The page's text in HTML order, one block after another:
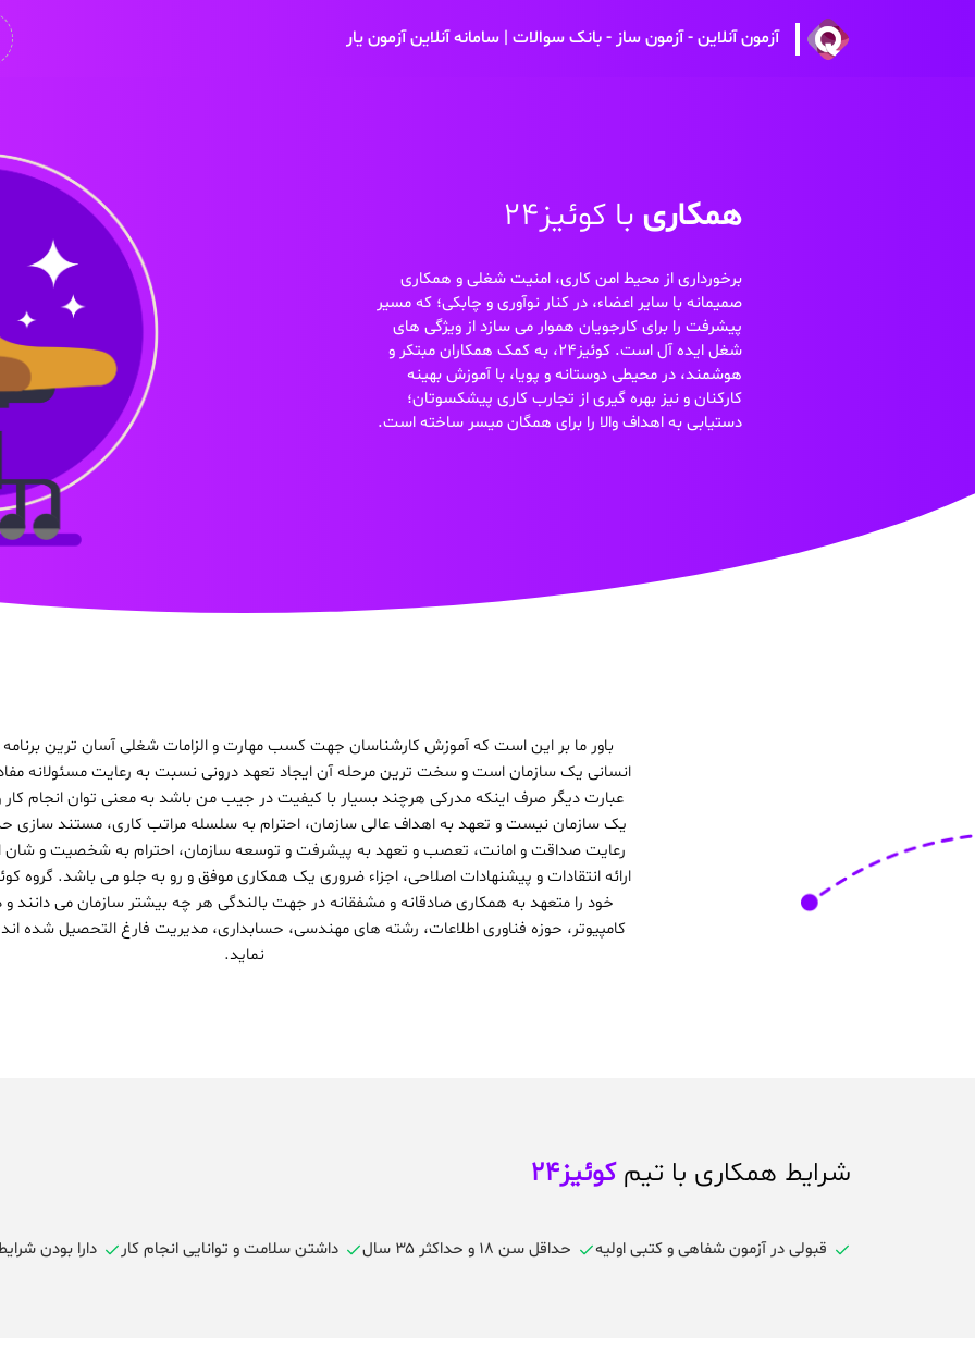
آزمون آنلاین - آزمون ساز - بانک سوالات | سامانه آنلاین آزمون یار
همکاری با کوئیز24
برخورداری از محیط امن کاری، امنیت شغلی و همکاری
صمیمانه با سایر اعضاء، در کنار نوآوری و چابکی؛ که مسیر
پیشرفت را برای کارجویان هموار می سازد از ویژگی های
شغل ایده آل است. کوئیز24، به کمک همکاران مبتکر و
هوشمند، در محیطی دوستانه و پویا، با آموزش بهینه
کارکنان و نیز بهره گیری از تجارب کاری پیشکسوتان؛
دستیابی به اهداف والا را برای همگان میسر ساخته است.
باور ما بر این است که آموزش کارشناسان جهت کسب مهارت و الزامات شغلی آسان ترین برنامه
انسانی یک سازمان است و سخت ترین مرحله آن ایجاد تعهد درونی نسبت به رعایت مسئولانه مفاد
عبارت دیگر صرف اینکه مدرکی هرچند بسیار با کیفیت در جیب من باشد به معنی توان انجام کار
یک سازمان نیست و تعهد به اهداف عالی سازمان، احترام به سلسله مراتب کاری، مستند سازی
رعایت صداقت و امانت، تعصب و تعهد به پیشرفت و توسعه سازمان، احترام به شخصیت و شان
خود را متعهد به همکاری صادقانه و مشفقانه در جهت بالندگی هر چه بیشتر سازمان می دانند
کامپیوتر، حوزه فناوری اطلاعات، رشته های مهندسی، حسابداری، مدیریت فارغ التحصیل شده
نماید.
شرایط همکاری با تیمکوئیز24
قبولی در آزمون شفاهی و کتبی اولیه حداقل سن ۱۸ و حداکثر ۳۵ سال داشتن سلامت و توانایی انجام کار دارا بودن